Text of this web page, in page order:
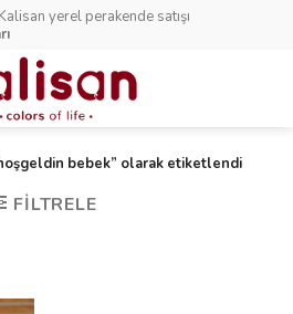
yerel perakende satışı
bebek” olarak etiketlendi
FILTRELE